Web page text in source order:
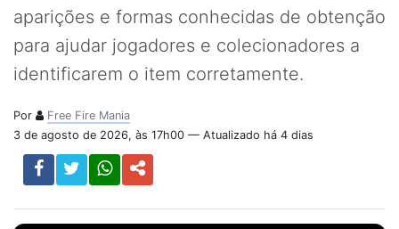
aparições e formas conhecidas de obtenção
para ajudar jogadores e colecionadores a
identificarem o item corretamente.
Por
Free Fire Mania
3 de agosto de 2026, às 17h00 — Atualizado há 4 dias